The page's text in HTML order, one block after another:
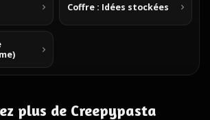
Coffre : Idées stockées
plus de Creepypasta